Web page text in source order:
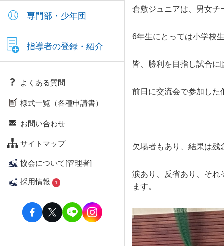
専門部・少年団
指導者の登録・紹介
よくある質問
様式一覧（各種申請書）
お問い合わせ
サイトマップ
協会について[管理者]
採用情報 1
倉敷ジュニアは、男女チ
6年生にとっては小学校
皆、勝利を目指し試合に
前日に交流会で参加した
欠場者もあり、結果は
涙あり、反省あり、それ
ます。